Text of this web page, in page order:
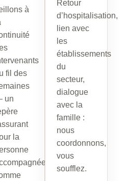
à
fil des
un
la
Retour
d’hospitalisation,
lien avec
les
établissements
du
secteur,
dialogue
avec la
famille :
nous
coordonnons,
vous
soufflez.